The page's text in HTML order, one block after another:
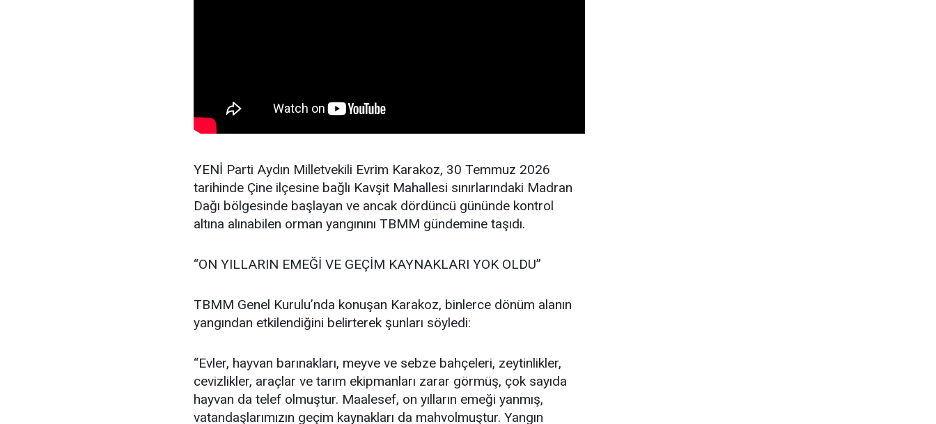
YENİ Parti Aydın Milletvekili Evrim Karakoz, 30 Temmuz 2026
tarihinde Çine ilçesine bağlı Kavşit Mahallesi sınırlarındaki Madran
Dağı bölgesinde başlayan ve ancak dördüncü gününde kontrol
altına alınabilen orman yangınını TBMM gündemine taşıdı.
“ON YILLARIN EMEĞİ VE GEÇİM KAYNAKLARI YOK OLDU”
TBMM Genel Kurulu’nda konuşan Karakoz, binlerce dönüm alanın
yangından etkilendiğini belirterek şunları söyledi:
“Evler, hayvan barınakları, meyve ve sebze bahçeleri, zeytinlikler,
cevizlikler, araçlar ve tarım ekipmanları zarar görmüş, çok sayıda
hayvan da telef olmuştur. Maalesef, on yılların emeği yanmış,
vatandaşlarımızın geçim kaynakları da mahvolmuştur. Yangın